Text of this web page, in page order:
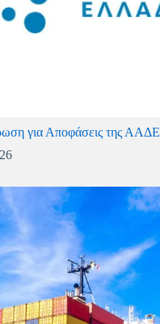
για Αποφάσεις της ΑΑΔΕ